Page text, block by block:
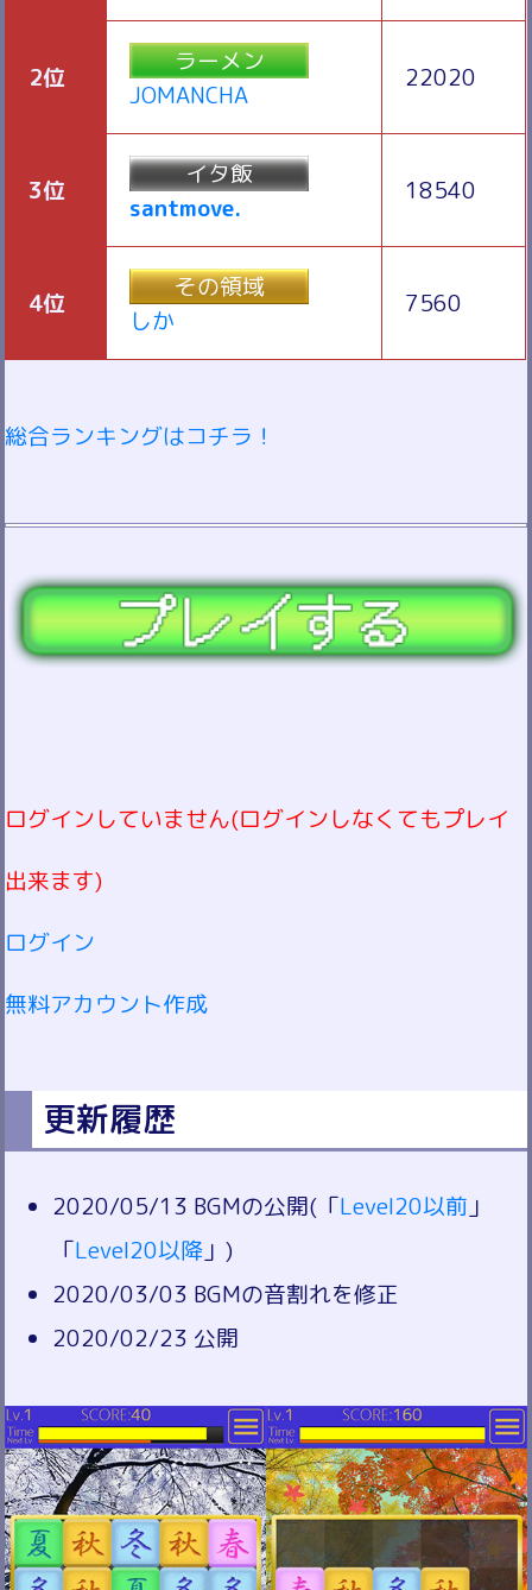
2位
ラーメン
JOMANCHA
22020
3位
イタ飯
santmove.
18540
4位
その領域
しか
7560
総合ランキングはコチラ！
ログインしていません(ログインしなくてもプレイ
出来ます)
ログイン
無料アカウント作成
更新履歴
2020/05/13 BGMの公開(「Level20以前 」
「Level20以降 」)
2020/03/03 BGMの音割れを修正
2020/02/23 公開